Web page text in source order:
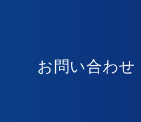
お問い合わせ